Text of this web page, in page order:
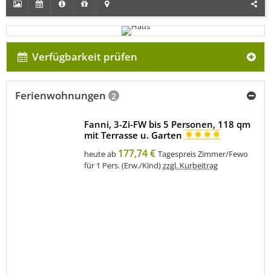
Verfügbarkeit prüfen
Ferienwohnungen 2
Fanni, 3-Zi-FW bis 5 Personen, 118 qm
mit Terrasse u. Garten
heute ab 177,74 € Tagespreis Zimmer/Fewo
für 1 Pers. (Erw./Kind)zzgl. Kurbeitrag